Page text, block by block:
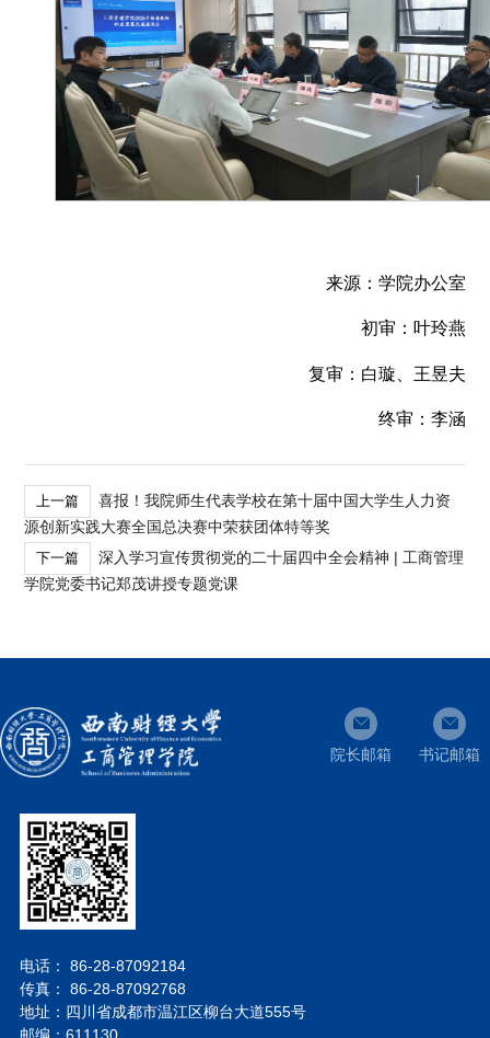
来源：学院办公室
初审：叶玲燕
复审：白璇、王昱夫
终审：李涵
上一篇
喜报！我院师生代表学校在第十届中国大学生人力资
源创新实践大赛全国总决赛中荣获团体特等奖
下一篇
深入学习宣传贯彻党的二十届四中全会精神 | 工商管理
学院党委书记郑茂讲授专题党课
院长邮箱 书记邮箱
电话： 86-28-87092184
传真： 86-28-87092768
地址：四川省成都市温江区柳台大道555号
邮编：611130